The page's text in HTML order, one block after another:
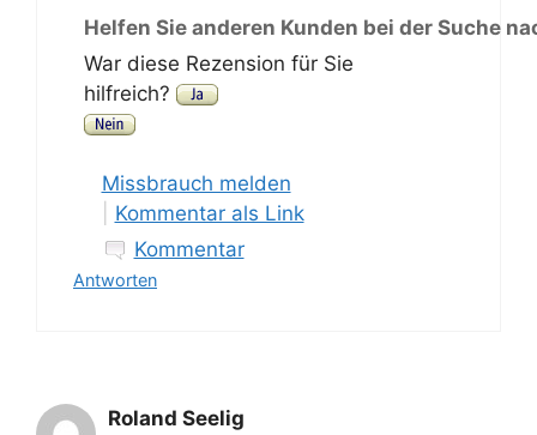
Helfen Sie anderen Kunden bei der Suche
War diese Rezension für Sie
hilfreich?
Missbrauch melden
Kommentar als Link
Kommentar
Antworten
Roland Seelig